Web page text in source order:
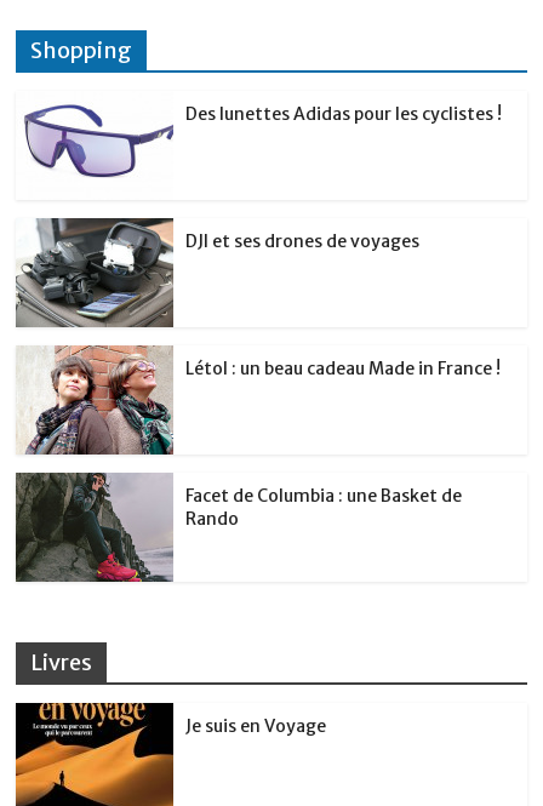
Shopping
Des lunettes Adidas pour les cyclistes !
DJI et ses drones de voyages
Létol : un beau cadeau Made in France !
Facet de Columbia : une Basket de
Rando
Livres
Je suis en Voyage